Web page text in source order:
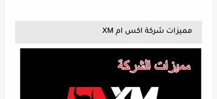
مميزات شركة اكس ام XM